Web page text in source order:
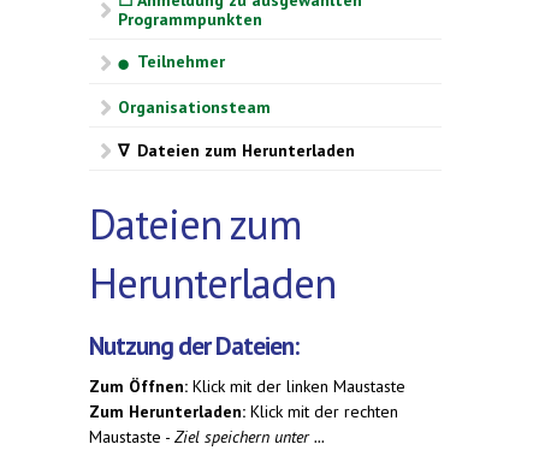
Programmpunkten
⬤ Teilnehmer
Organisationsteam
∇ Dateien zum Herunterladen
Dateien zum
Herunterladen
Nutzung der Dateien:
Zum Öffnen: Klick mit der linken Maustaste
Zum Herunterladen: Klick mit der rechten
Maustaste - Ziel speichern unter ...